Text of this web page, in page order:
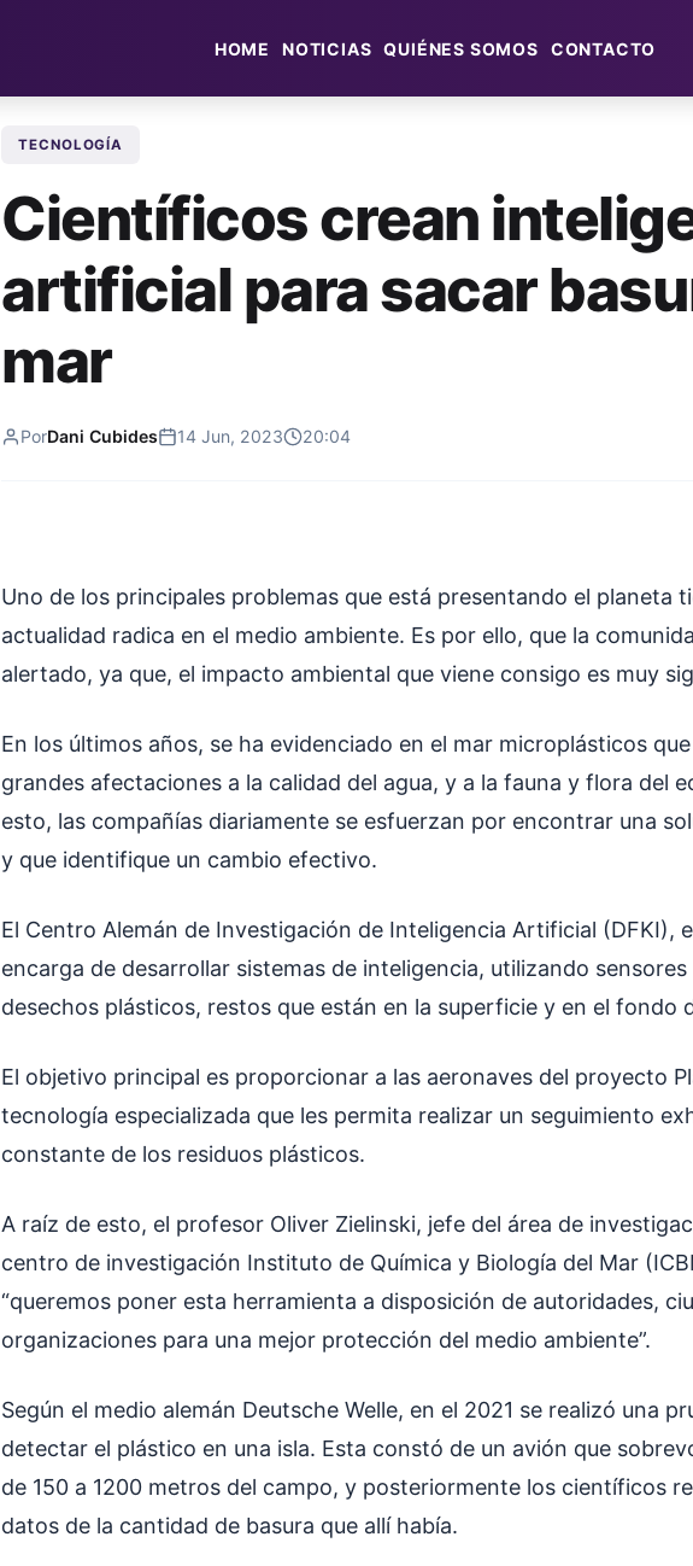
HOME NOTICIAS QUIÉNES SOMOS CONTACTO
TECNOLOGÍA
Científicos crean
artificial para sacar
mar
PorDani Cubides 14 Jun, 2023 20:04
Uno de los principales problemas que está presentando el planeta
actualidad radica en el medio ambiente. Es por ello, que la
alertado, ya que, el impacto ambiental que viene consigo es muy
En los últimos años, se ha evidenciado en el mar microplásticos
grandes afectaciones a la calidad del agua, y a la fauna y flora del
esto, las compañías diariamente se esfuerzan por encontrar una
y que identifique un cambio efectivo.
El Centro Alemán de Investigación de Inteligencia Artificial (DFKI),
encarga de desarrollar sistemas de inteligencia, utilizando
desechos plásticos, restos que están en la superficie y en el fondo
El objetivo principal es proporcionar a las aeronaves del proyecto
tecnología especializada que les permita realizar un seguimiento
constante de los residuos plásticos.
A raíz de esto, el profesor Oliver Zielinski, jefe del área de
centro de investigación Instituto de Química y Biología del Mar
“queremos poner esta herramienta a disposición de autoridades,
organizaciones para una mejor protección del medio ambiente”.
Según el medio alemán Deutsche Welle, en el 2021 se realizó una
detectar el plástico en una isla. Esta constó de un avión que
de 150 a 1200 metros del campo, y posteriormente los científicos
datos de la cantidad de basura que allí había.